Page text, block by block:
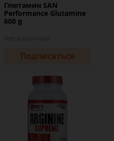
Глютамин SAN
Performance Glutamine
600 g
Подписаться